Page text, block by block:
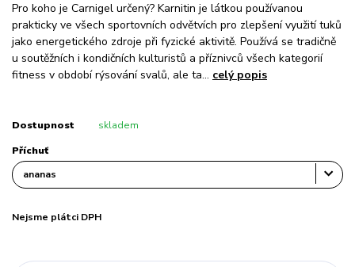
Pro koho je Carnigel určený? Karnitin je látkou používanou
prakticky ve všech sportovních odvětvích pro zlepšení využití tuků
jako energetického zdroje při fyzické aktivitě. Používá se tradičně
u soutěžních i kondičních kulturistů a příznivců všech kategorií
fitness v období rýsování svalů, ale ta... celý popis
Dostupnost skladem
Příchuť
Nejsme plátci DPH